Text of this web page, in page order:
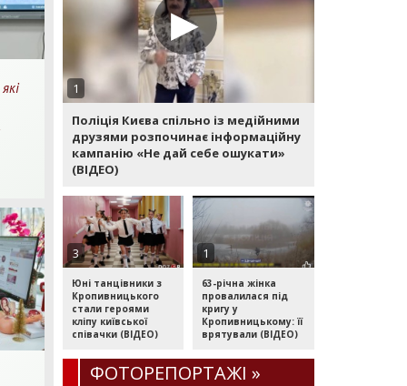
1
▶
Поліція Києва спільно із медійними
друзями розпочинає інформаційну
кампанію «Не дай себе ошукати»
(ВІДЕО)
3
Юні танцівники з
Кропивницького
стали героями
кліпу київської
співачки (ВІДЕО)
1
63-річна жінка
провалилася під
кригу у
Кропивницькому: її
врятували (ВІДЕО)
ФОТОРЕПОРТАЖI »